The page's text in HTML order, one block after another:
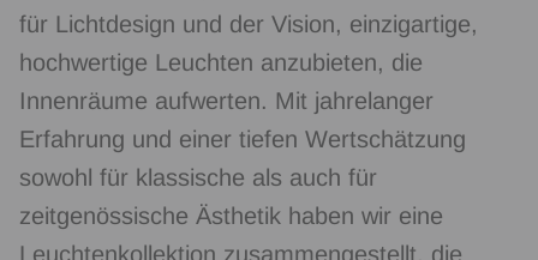
für Lichtdesign und der Vision, einzigartige,
hochwertige Leuchten anzubieten, die
Innenräume aufwerten. Mit jahrelanger
Erfahrung und einer tiefen Wertschätzung
sowohl für klassische als auch für
zeitgenössische Ästhetik haben wir eine
Leuchtenkollektion zusammengestellt, die